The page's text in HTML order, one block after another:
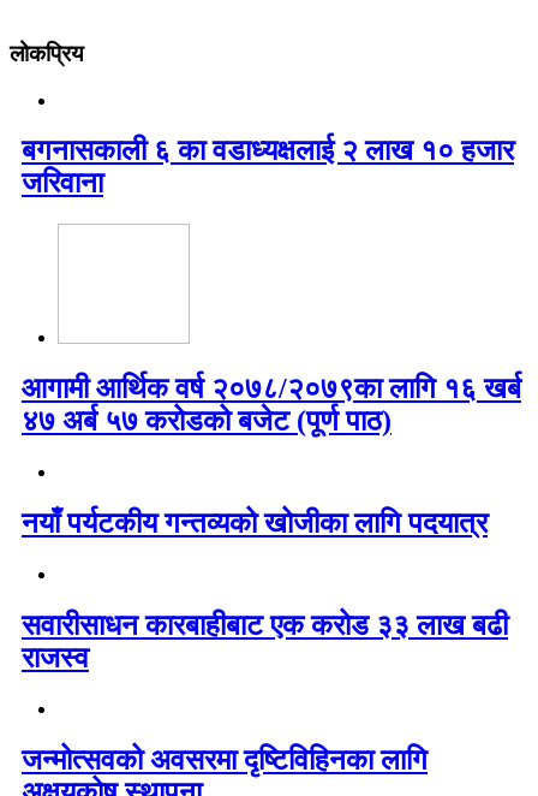
लोकप्रिय
बगनासकाली ६ का वडाध्यक्षलाई २ लाख १० हजार
जरिवाना
आगामी आर्थिक वर्ष २०७८/२०७९का लागि १६ खर्ब
४७ अर्ब ५७ करोडको बजेट (पूर्ण पाठ)
नयाँ पर्यटकीय गन्तव्यको खोजीका लागि पदयात्र
सवारीसाधन कारबाहीबाट एक करोड ३३ लाख बढी
राजस्व
जन्मोत्सवको अवसरमा दृष्टिविहिनका लागि